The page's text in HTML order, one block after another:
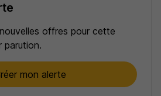
offres pour cette
parution.
mon alerte